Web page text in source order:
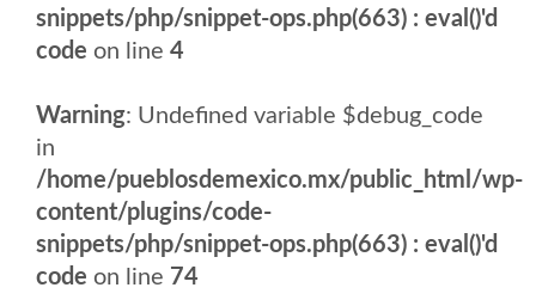
snippets/php/snippet-ops.php(663) : eval()'d
code on line 4
Warning: Undefined variable $debug_code
in
/home/pueblosdemexico.mx/public_html/wp-
content/plugins/code-
snippets/php/snippet-ops.php(663) : eval()'d
code on line 74